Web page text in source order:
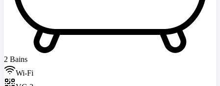
2 Bains
Wi-Fi